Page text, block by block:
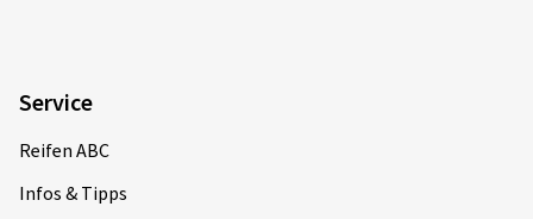
Service
Reifen ABC
Infos & Tipps